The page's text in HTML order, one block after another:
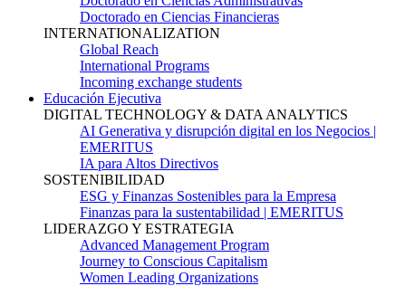
Doctorado en Ciencias Financieras
INTERNATIONALIZATION
Global Reach
International Programs
Incoming exchange students
Educación Ejecutiva
DIGITAL TECHNOLOGY & DATA ANALYTICS
AI Generativa y disrupción digital en los Negocios |
EMERITUS
IA para Altos Directivos
SOSTENIBILIDAD
ESG y Finanzas Sostenibles para la Empresa
Finanzas para la sustentabilidad | EMERITUS
LIDERAZGO Y ESTRATEGIA
Advanced Management Program
Journey to Conscious Capitalism
Women Leading Organizations